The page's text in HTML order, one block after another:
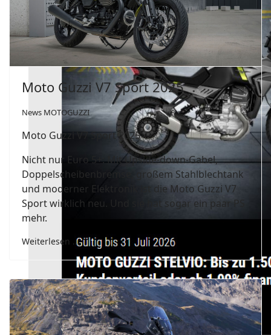
Moto Guzzi V7 Sport 2025
News MOTOGUZZI
Moto Guzzi V7 Sport 2025
Nicht nur Euro 5+: Mit Upside-down-Gabel,
Doppelscheibenbremse, großem Stahlblechtank
und moderner Elektronik ist die Moto Guzzi V7
Sport wirklich neu. Und sie hat sogar ein paar PS
mehr.
Weiterlesen …